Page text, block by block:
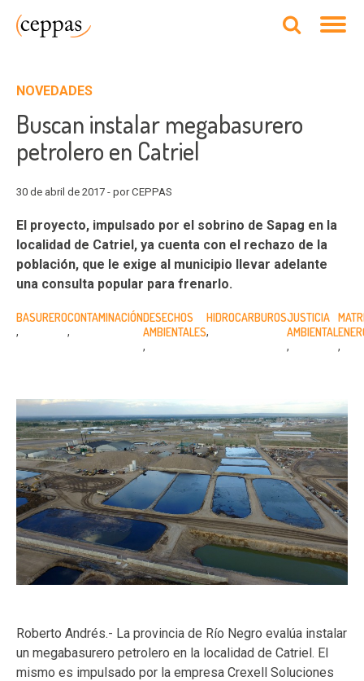
NOVEDADES
Buscan instalar megabasurero
petrolero en Catriel
30 de abril de 2017 - por CEPPAS
El proyecto, impulsado por el sobrino de Sapag en la
localidad de Catriel, ya cuenta con el rechazo de la
población, que le exige al municipio llevar adelante
una consulta popular para frenarlo.
BASUREROCONTAMINACIÓNDESECHOS
AMBIENTALES
HIDROCARBUROSJUSTICIA
AMBIENTAL
Roberto Andrés.- La provincia de Río Negro evalúa instalar
un megabasurero petrolero en la localidad de Catriel. El
mismo es impulsado por la empresa Crexell Soluciones